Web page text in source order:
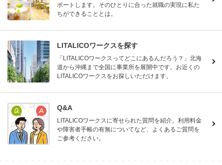
ポートします。そのひとりに合った就職の実現に私た
ちができることとは。
LITALICOワークスを探す
「LITALICOワークスってどこにあるんだろう？」北海
道から沖縄まで全国に事業所を展開中です。お近くの
LITALICOワークスをお探しいただけます。
Q&A
LITALICOワークスに寄せられた質問を紹介。利用料金
や障害者手帳の有無についてなど、よくあるご質問を
ご参考ください。